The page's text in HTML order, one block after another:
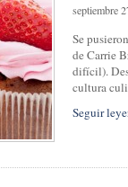
septiembre
Se
de Carrie
difícil).
cultura
Seguir